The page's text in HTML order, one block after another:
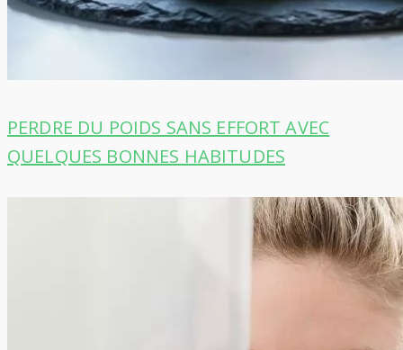
PERDRE DU POIDS SANS EFFORT AVEC
QUELQUES BONNES HABITUDES